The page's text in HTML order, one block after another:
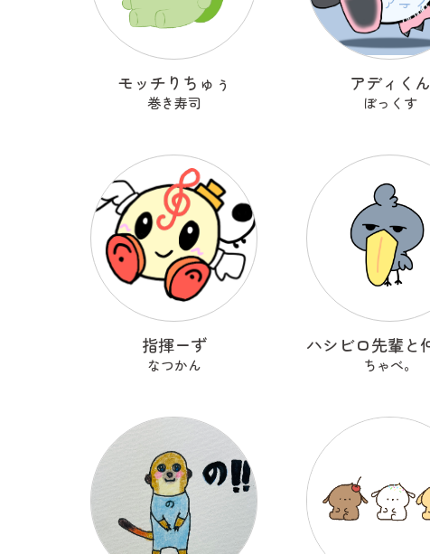
モッチりちゅぅ
巻き寿司
アディくん
ぼっくす
指揮ーず
なつかん ちゃべ。